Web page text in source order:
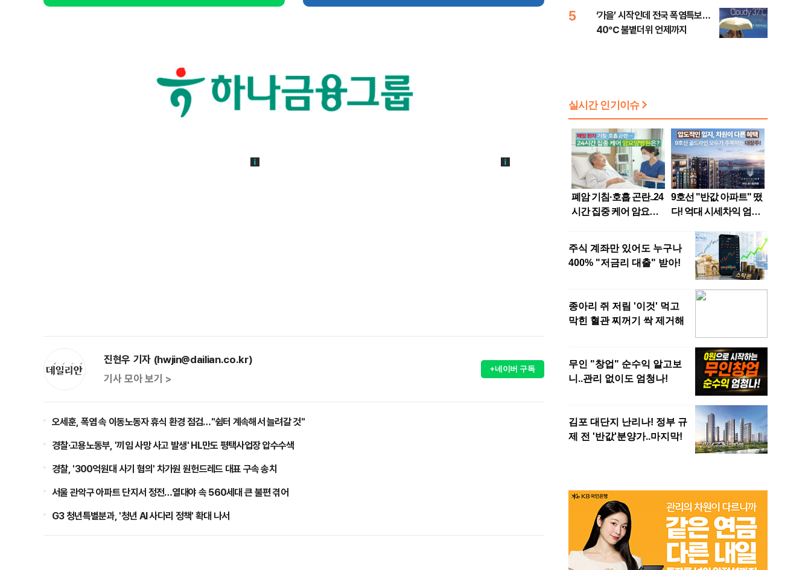
진현우 기자 (hwjin@dailian.co.kr)
기사 모아 보기 >
+네이버 구독
오세훈, 폭염 속 이동노동자 휴식 환경 점검…"쉼터 계속해서 늘려갈 것"
경찰·고용노동부, '끼임 사망 사고 발생' HL만도 평택사업장 압수수색
경찰, '300억원대 사기 혐의' 차가원 원헌드레드 대표 구속 송치
서울 관악구 아파트 단지서 정전…열대야 속 560세대 큰 불편 겪어
G3 청년특별분과, '청년 AI 사다리 정책' 확대 나서
5
‘가을’ 시작인데 전국 폭염특보…
40℃ 불볕더위 언제까지